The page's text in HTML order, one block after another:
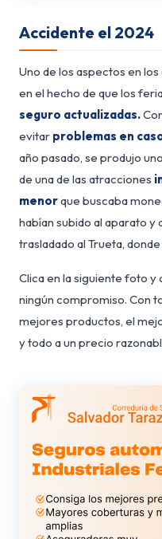
Accidente el 2024
Uno de los aspectos en
en el hecho de que los
seguro actualizadas.
evitar problemas en
año pasado, se produjo
de una de las atracciones
menorque buscaba
habían subido al aparato y
trasladado al Trueta,
Clica en la siguiente foto
ningún compromiso. Con
mejores productos, el
y todo a un precio